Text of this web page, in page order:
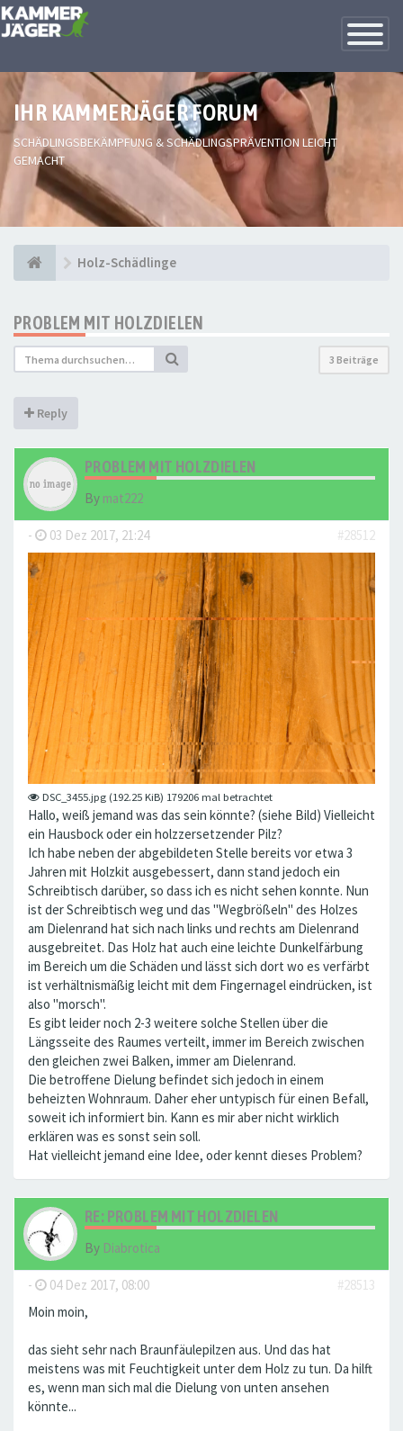
Toggle
IHR KAMMERJÄGER FORUM
SCHÄDLINGSBEKÄMPFUNG & SCHÄDLINGSPRÄVENTION LEICHT
GEMACHT
Holz-Schädlinge
PROBLEM MIT HOLZDIELEN
3 Beiträge
Reply
PROBLEM MIT HOLZDIELEN
By mat222
- 03 Dez 2017, 21:24 #28512
DSC_3455.jpg (192.25 KiB) 179206 mal betrachtet
Hallo, weiß jemand was das sein könnte? (siehe Bild) Vielleicht
ein Hausbock oder ein holzzersetzender Pilz?
Ich habe neben der abgebildeten Stelle bereits vor etwa 3
Jahren mit Holzkit ausgebessert, dann stand jedoch ein
Schreibtisch darüber, so dass ich es nicht sehen konnte. Nun
ist der Schreibtisch weg und das "Wegbrößeln" des Holzes
am Dielenrand hat sich nach links und rechts am Dielenrand
ausgebreitet. Das Holz hat auch eine leichte Dunkelfärbung
im Bereich um die Schäden und lässt sich dort wo es verfärbt
ist verhältnismäßig leicht mit dem Fingernagel eindrücken, ist
also "morsch".
Es gibt leider noch 2-3 weitere solche Stellen über die
Längsseite des Raumes verteilt, immer im Bereich zwischen
den gleichen zwei Balken, immer am Dielenrand.
Die betroffene Dielung befindet sich jedoch in einem
beheizten Wohnraum. Daher eher untypisch für einen Befall,
soweit ich informiert bin. Kann es mir aber nicht wirklich
erklären was es sonst sein soll.
Hat vielleicht jemand eine Idee, oder kennt dieses Problem?
RE: PROBLEM MIT HOLZDIELEN
By Diabrotica
- 04 Dez 2017, 08:00
#28513
Moin moin,
das sieht sehr nach Braunfäulepilzen aus. Und das hat
meistens was mit Feuchtigkeit unter dem Holz zu tun. Da hilft
es, wenn man sich mal die Dielung von unten ansehen
könnte...